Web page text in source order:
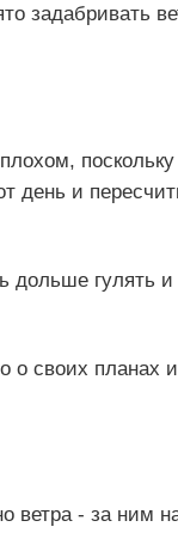
задабривать
и
гулять
о своих планах
ветра - за ним